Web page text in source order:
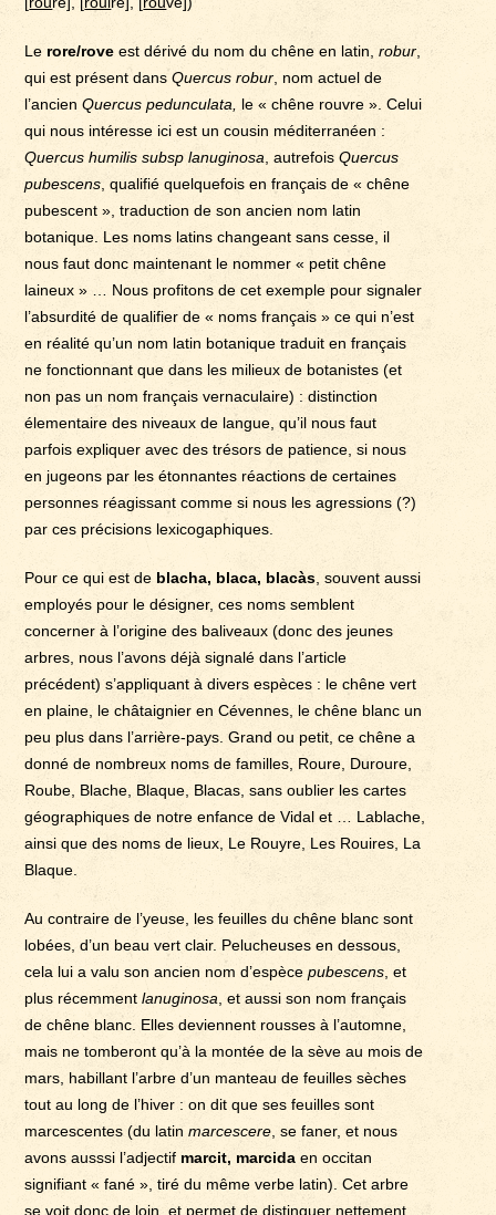
Le rore/rove est dérivé du nom du chêne en latin,robur
qui est présent dansQuercus robur , nom actuel de
l’ancienQuercus pedunculata, le « chêne rouvre ». Celui
qui nous intéresse ici est un cousin méditerranéen :
Quercus humilis subsp lanuginosa , autrefois Quercus
pubescens , qualifié quelquefois en français de « chêne
pubescent », traduction de son ancien nom latin
botanique. Les noms latins changeant sans cesse, il
nous faut donc maintenant le nommer « petit chêne
laineux » … Nous profitons de cet exemple pour signaler
l’absurdité de qualifier de « noms français » ce qui n’est
en réalité qu’un nom latin botanique traduit en français
ne fonctionnant que dans les milieux de botanistes (et
non pas un nom français vernaculaire) : distinction
élementaire des niveaux de langue, qu’il nous faut
parfois expliquer avec des trésors de patience, si nous
en jugeons par les étonnantes réactions de certaines
personnes réagissant comme si nous les agressions (?)
par ces précisions lexicogaphiques.
Pour ce qui est de blacha, blaca, blacàs , souvent aussi
employés pour le désigner, ces noms semblent
concerner à l’origine des baliveaux (donc des jeunes
arbres, nous l’avons déjà signalé dans l’article
précédent) s’appliquant à divers espèces : le chêne vert
en plaine, le châtaignier en Cévennes, le chêne blanc un
peu plus dans l’arrière-pays. Grand ou petit, ce chêne a
donné de nombreux noms de familles, Roure, Duroure,
Roube, Blache, Blaque, Blacas, sans oublier les cartes
géographiques de notre enfance de Vidal et … Lablache,
ainsi que des noms de lieux, Le Rouyre, Les Rouires, La
Blaque.
Au contraire de l’yeuse, les feuilles du chêne blanc sont
lobées, d’un beau vert clair. Pelucheuses en dessous,
cela lui a valu son ancien nom d’espècepubescens , et
plus récemmentlanuginosa , et aussi son nom français
de chêne blanc. Elles deviennent rousses à l’automne,
mais ne tomberont qu’à la montée de la sève au mois de
mars, habillant l’arbre d’un manteau de feuilles sèches
tout au long de l’hiver : on dit que ses feuilles sont
marcescentes (du latinmarcescere , se faner, et nous
avons ausssi l’adjectif marcit, marcida en occitan
signifiant « fané », tiré du même verbe latin). Cet arbre
se voit donc de loin, et permet de distinguer nettement